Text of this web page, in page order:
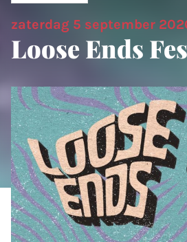
zaterdag 5 september
Loose Ends